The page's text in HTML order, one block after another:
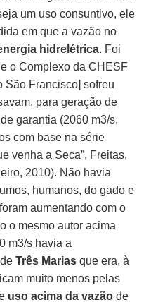
um uso consuntivo, ele
em que a vazão no
hidrelétrica. Foi
o Complexo da CHESF
São Francisco] sofreu
para geração de
garantia (2060 m3/s,
com base na série
venha a Seca”, Freitas,
2010). Não havia
humanos, do gado e
aumentando com o
o mesmo autor acima
m3/s havia a
deTrês Marias que era, à
muito menos pelas
uso acima da vazão de